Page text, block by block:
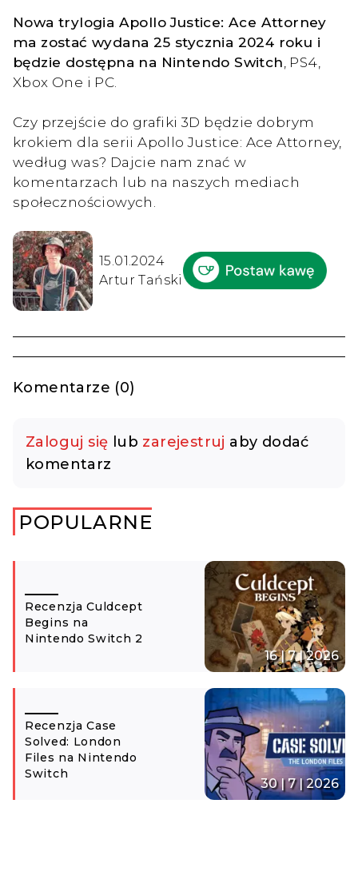
Nowa trylogia Apollo Justice: Ace Attorney
ma zostać wydana 25 stycznia 2024 roku i
będzie dostępna na Nintendo Switch , PS4,
Xbox One i PC.
Czy przejście do grafiki 3D będzie dobrym
krokiem dla serii Apollo Justice: Ace Attorney,
według was? Dajcie nam znać w
komentarzach lub na naszych mediach
społecznościowych.
15.01.2024
Artur Tański
Komentarze (0)
Zaloguj się lub zarejestruj aby dodać
komentarz
POPULARNE
Recenzja Culdcept
Begins na
Nintendo Switch 2
16 | 7 | 2026
Recenzja Case
Solved: London
Files na Nintendo
Switch
30 | 7 | 2026